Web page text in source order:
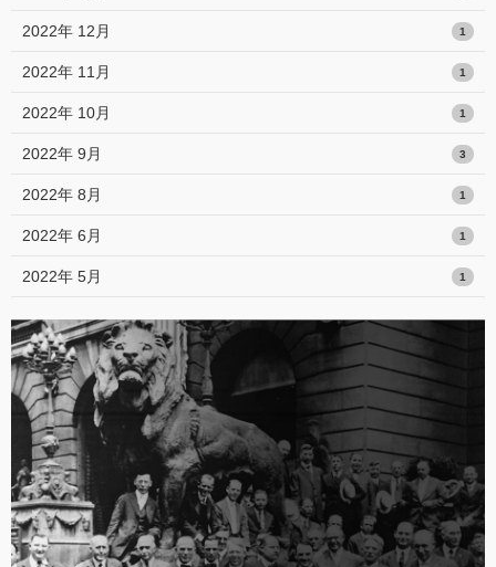
2022年 12月 1
2022年 11月 1
2022年 10月 1
2022年 9月 3
2022年 8月 1
2022年 6月 1
2022年 5月 1